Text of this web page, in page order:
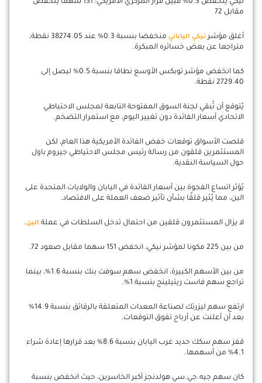
نيكي ينخفض 0.3% قبيل قرار المركزي الأمريكي: 151 سهما ينخفض
مقابل 72
أغلق مؤشرنيكي الياباني
منخفضا بنسبة 0.3% عند 38274.05 نقطة،
متراجعا عن بعض خسائره المبكرة.
كما انخفض مؤشر توبكس الأوسع نطاقا بنسبة 0.5% ليصل إلى
2729.40 نقطة.
يُتوقع أن تُبقي لجنة السوق المفتوحة التابعة لمجلس الاحتياطي
الاتحادي أسعار الفائدة دون تغيير اليوم، مع استمرار التضخم.
قلصت الأسواق توقعات خفض الفائدة الأمريكية هذا العام، لكن
المستثمرين قلقون من رسالة رئيس مجلس الاحتياطي جيروم باول
حول السياسة النقدية.
يُؤثر اتساع الفجوة بين أسعار الفائدة في اليابان والولايات المتحدة على
الين، مما يُثير قلقًا بشأن تأثير ضعف العملة على الاقتصاد.
لا يزال المستثمرون قلقين من احتمال تدخل السلطات في عملة الين.
من بين 225 مكونا لمؤشر نيكي، انخفض 151 سهما مقابل صعود 72.
من بين الأسهم الكبيرة، انخفض سهم سوفت بنك بنسبة 1.6%، بينما
تراجع سهم فاست ريتيلينج بنسبة 1%.
ارتفع سهم ليزرتك لصناعة المعدات المتعلقة بالرقائق بنسبة 14.9%
بعد أن أعلنت عن أرباح تفوق التوقعات.
قفز سهم سكك حديد غرب اليابان بنسبة 8.6% بعد قرارها إعادة شراء
4.1% من أسهمها.
كان سهم جيه.جي.سي هولدنجز أكبر الخاسرين، حيث انخفض بنسبة